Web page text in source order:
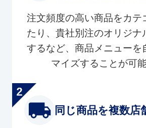
注文頻度の高い商品をカテ
たり、貴社別注のオリジナ
するなど、商品メニューを
マイズすることが可能
同じ商品を複数店